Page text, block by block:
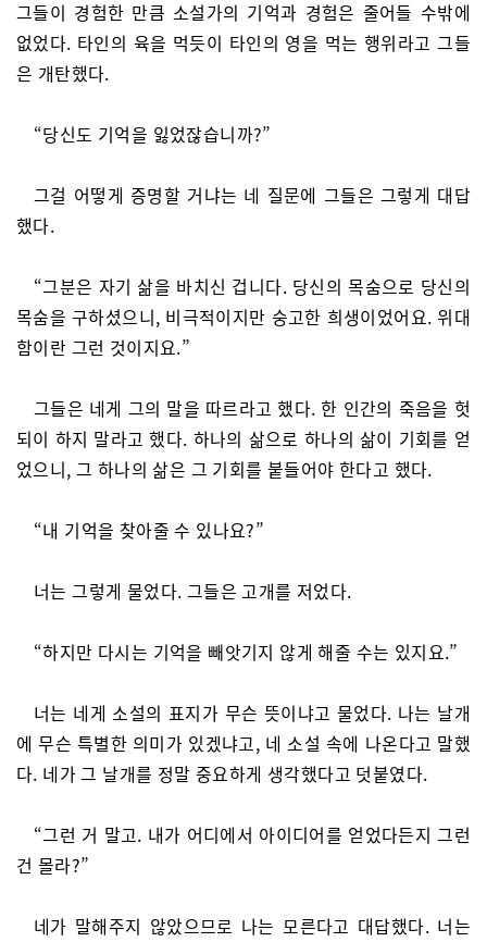
그들이 경험한 만큼 소설가의 기억과 경험은 줄어들 수밖에
없었다. 타인의 육을 먹듯이 타인의 영을 먹는 행위라고 그들
은 개탄했다.
“당신도 기억을 잃었잖습니까?”
그걸 어떻게 증명할 거냐는 네 질문에 그들은 그렇게 대답
했다.
“그분은 자기 삶을 바치신 겁니다. 당신의 목숨으로 당신의
목숨을 구하셨으니, 비극적이지만 숭고한 희생이었어요. 위대
함이란 그런 것이지요.”
그들은 네게 그의 말을 따르라고 했다. 한 인간의 죽음을 헛
되이 하지 말라고 했다. 하나의 삶으로 하나의 삶이 기회를 얻
었으니, 그 하나의 삶은 그 기회를 붙들어야 한다고 했다.
“내 기억을 찾아줄 수 있나요?”
너는 그렇게 물었다. 그들은 고개를 저었다.
“하지만 다시는 기억을 빼앗기지 않게 해줄 수는 있지요.”
너는 네게 소설의 표지가 무슨 뜻이냐고 물었다. 나는 날개
에 무슨 특별한 의미가 있겠냐고, 네 소설 속에 나온다고 말했
다. 네가 그 날개를 정말 중요하게 생각했다고 덧붙였다.
“그런 거 말고. 내가 어디에서 아이디어를 얻었다든지 그런
건 몰라?”
네가 말해주지 않았으므로 나는 모른다고 대답했다. 너는